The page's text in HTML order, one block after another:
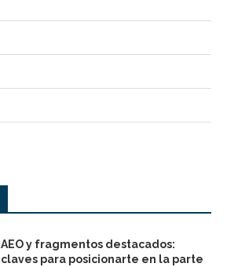
AEO y fragmentos destacados:
claves para posicionarte en la parte